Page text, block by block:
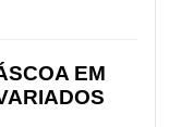
EM